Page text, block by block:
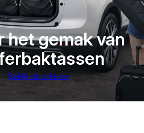
het gemak van
Bekijk de collectie